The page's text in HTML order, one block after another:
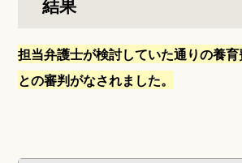
結果
担当弁護士が検討していた通りの養
との審判がなされました。